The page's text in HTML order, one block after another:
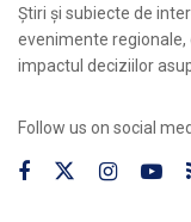
Știri și subiecte de
evenimente
impactul deciziilor
Follow us on social